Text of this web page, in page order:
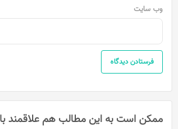
وب‌ سایت
ممکن است به این مطالب هم علاقمند